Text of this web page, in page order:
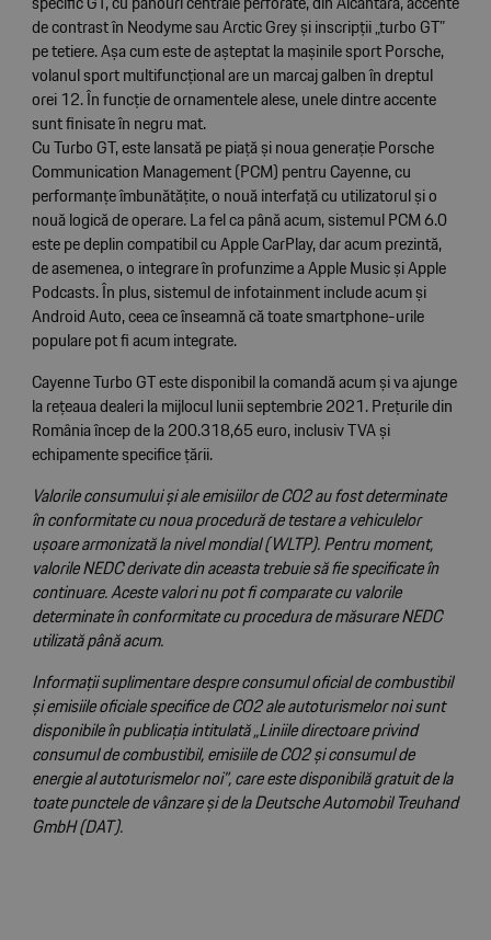
de contrast în Neodyme sau Arctic Grey și inscripții „turbo GT”
pe tetiere. Așa cum este de așteptat la mașinile sport Porsche,
volanul sport multifuncțional are un marcaj galben în dreptul
orei 12. În funcție de ornamentele alese, unele dintre accente
sunt finisate în negru mat.
Cu Turbo GT, este lansată pe piață și noua generație Porsche
Communication Management (PCM) pentru Cayenne, cu
performanțe îmbunătățite, o nouă interfață cu utilizatorul și o
nouă logică de operare. La fel ca până acum, sistemul PCM 6.0
este pe deplin compatibil cu Apple CarPlay, dar acum prezintă,
de asemenea, o integrare în profunzime a Apple Music și Apple
Podcasts. În plus, sistemul de infotainment include acum și
Android Auto, ceea ce înseamnă că toate smartphone-urile
populare pot fi acum integrate.
Cayenne Turbo GT este disponibil la comandă acum și va ajunge
la rețeaua dealeri la mijlocul lunii septembrie 2021. Prețurile din
România încep de la 200.318,65 euro, inclusiv TVA și
echipamente specifice țării.
Valorile consumului și ale emisiilor de CO2 au fost determinate
în conformitate cu noua procedură de testare a vehiculelor
ușoare armonizată la nivel mondial (WLTP). Pentru moment,
valorile NEDC derivate din aceasta trebuie să fie specificate în
continuare. Aceste valori nu pot fi comparate cu valorile
determinate în conformitate cu procedura de măsurare NEDC
utilizată până acum.
Informații suplimentare despre consumul oficial de combustibil
și emisiile oficiale specifice de CO2 ale autoturismelor noi sunt
disponibile în publicația intitulată „Liniile directoare privind
consumul de combustibil, emisiile de CO2 și consumul de
energie al autoturismelor noi”, care este disponibilă gratuit de la
toate punctele de vânzare și de la Deutsche Automobil Treuhand
GmbH (DAT).